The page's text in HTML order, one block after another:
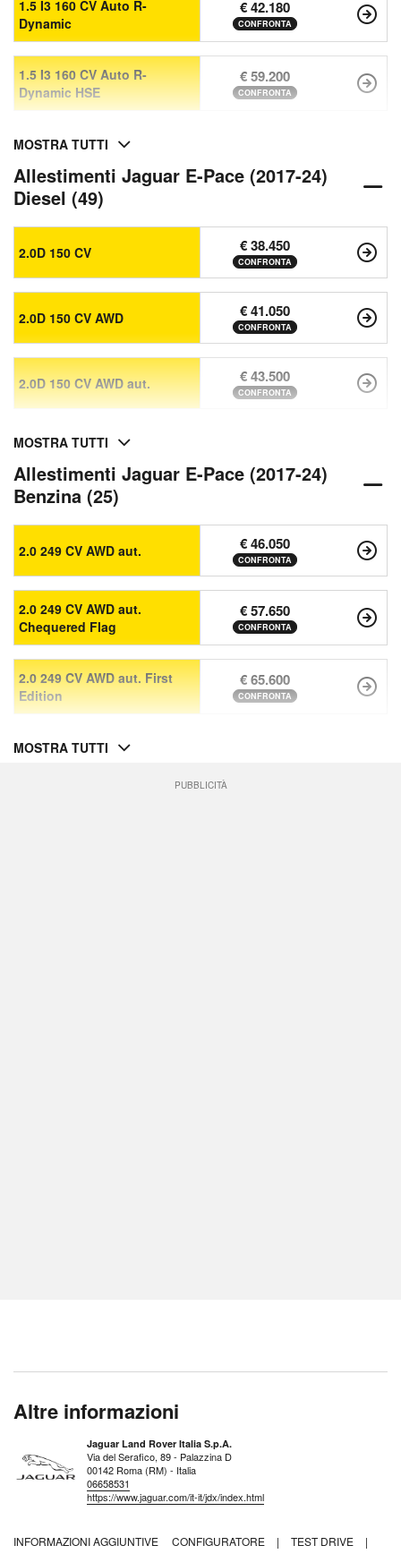
1.5 I3 160 CV Auto R-
Dynamic
€ 42.180
CONFRONTA
1.5 I3 160 CV Auto R-
Dynamic HSE
€ 59.200
CONFRONTA
MOSTRA TUTTI
Allestimenti Jaguar E-Pace (2017-24)
Diesel (49)
2.0D 150 CV € 38.450
CONFRONTA
2.0D 150 CV AWD € 41.050
CONFRONTA
2.0D 150 CV AWD aut. € 43.500
CONFRONTA
MOSTRA TUTTI
Allestimenti Jaguar E-Pace (2017-24)
Benzina (25)
2.0 249 CV AWD aut. € 46.050
CONFRONTA
2.0 249 CV AWD aut.
Chequered Flag
€ 57.650
CONFRONTA
2.0 249 CV AWD aut. First
Edition
€ 65.600
CONFRONTA
MOSTRA TUTTI
PUBBLICITÀ
Altre informazioni
Jaguar Land Rover Italia S.p.A.
Via del Serafico, 89 - Palazzina D
00142 Roma (RM) - Italia
06658531
https://www.jaguar.com/it-it/jdx/index.html
INFORMAZIONI AGGIUNTIVE CONFIGURATORE | TEST DRIVE
|